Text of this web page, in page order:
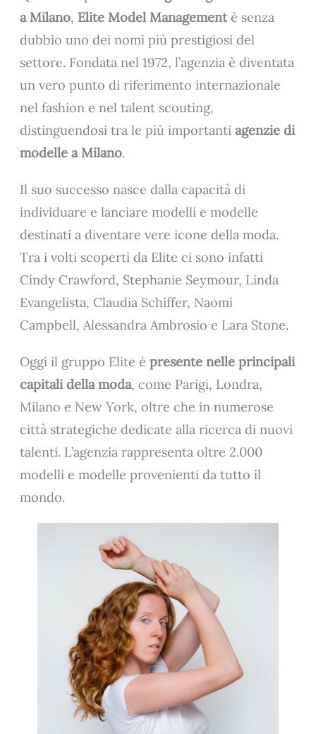
a Milano, Elite Model Managementè senza
dubbio uno dei nomi più prestigiosi del
settore. Fondata nel 1972, l’agenzia è diventata
un vero punto di riferimento internazionale
nel fashion e nel talent scouting,
distinguendosi tra le più importantiagenzie di
modelle a Milano.
Il suo successo nasce dalla capacità di
individuare e lanciare modelli e modelle
destinati a diventare vere icone della moda.
Tra i volti scoperti da Elite ci sono infatti
Cindy Crawford, Stephanie Seymour, Linda
Evangelista, Claudia Schiffer, Naomi
Campbell, Alessandra Ambrosio e Lara Stone.
Oggi il gruppo Elite èpresente nelle principali
capitali della moda, come Parigi, Londra,
Milano e New York, oltre che in numerose
città strategiche dedicate alla ricerca di nuovi
talenti. L’agenzia rappresenta oltre 2.000
modelli e modelle provenienti da tutto il
mondo.